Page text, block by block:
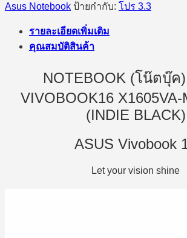
Asus Notebook ป้ายกำกับ: โปร 3.3
รายละเอียดเพิ่มเติม
คุณสมบัติสินค้า
NOTEBOOK (โน๊ตบุ๊ค
VIVOBOOK16 X1605VA-
(INDIE BLACK)
ASUS Vivobook
Let your vision shine